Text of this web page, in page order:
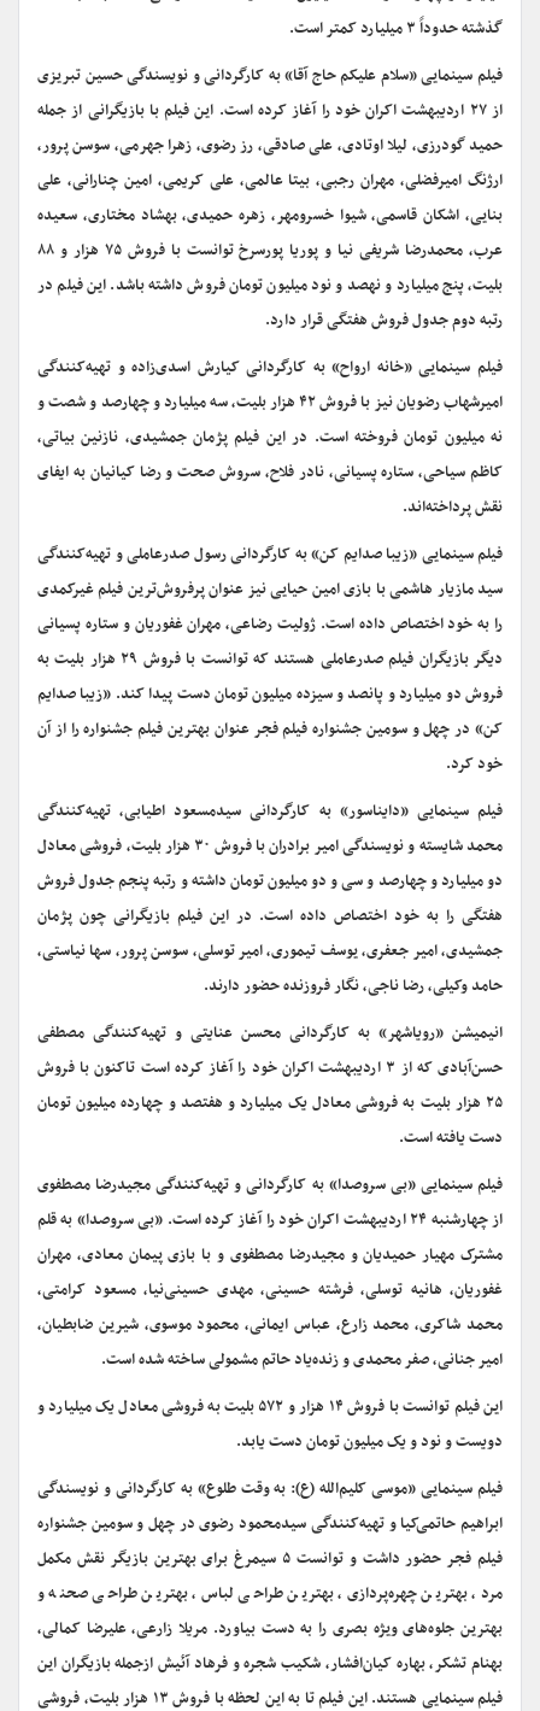
گذشته حدوداً ۳ میلیارد کمتر است.
فیلم سینمایی «سلام علیکم حاج آقا» به کارگردانی و نویسندگی حسین تبریزی
از ۲۷ اردیبهشت اکران خود را آغاز کرده است. این فیلم با بازیگرانی از جمله
حمید گودرزی، لیلا اوتادی، علی صادقی، رز رضوی، زهرا جهرمی، سوسن پرور،
ارژنگ امیرفضلی، مهران رجبی، بیتا عالمی، علی کریمی، امین چنارانی، علی
بنایی، اشکان قاسمی، شیوا خسرومهر، زهره حمیدی، بهشاد مختاری، سعیده
عرب، محمدرضا شریفی نیا و پوریا پورسرخ توانست با فروش ۷۵ هزار و ۸۸
بلیت، پنج میلیارد و نهصد و نود میلیون تومان فروش داشته باشد. این فیلم در
رتبه دوم جدول فروش هفتگی قرار دارد.
فیلم سینمایی «خانه ارواح» به کارگردانی کیارش اسدی‌زاده و تهیه‌کنندگی
امیرشهاب رضویان نیز با فروش ۴۲ هزار بلیت، سه میلیارد و چهارصد و شصت و
نه میلیون تومان فروخته است. در این فیلم پژمان جمشیدی، نازنین بیاتی،
کاظم سیاحی، ستاره پسیانی، نادر فلاح، سروش صحت و رضا کیانیان به ایفای
نقش پرداخته‌اند.
فیلم سینمایی «زیبا صدایم کن» به کارگردانی رسول صدرعاملی و تهیه‌کنندگی
سید مازیار هاشمی با بازی امین حیایی نیز عنوان پرفروش‌ترین فیلم غیرکمدی
را به خود اختصاص داده است. ژولیت رضاعی، مهران غفوریان و ستاره پسیانی
دیگر بازیگران فیلم صدرعاملی هستند که توانست با فروش ۲۹ هزار بلیت به
فروش دو میلیارد و پانصد و سیزده میلیون تومان دست پیدا کند. «زیبا صدایم
کن» در چهل و سومین جشنواره فیلم فجر عنوان بهترین فیلم جشنواره را از آن
خود کرد.
فیلم سینمایی «دایناسور» به کارگردانی سیدمسعود اطیابی، تهیه‌کنندگی
محمد شایسته و نویسندگی امیر برادران با فروش ۳۰ هزار بلیت، فروشی معادل
دو میلیارد و چهارصد و سی و دو میلیون تومان داشته و رتبه پنجم جدول فروش
هفتگی را به خود اختصاص داده است. در این فیلم بازیگرانی چون پژمان
جمشیدی، امیر جعفری، یوسف تیموری، امیر توسلی، سوسن پرور، سها نیاستی،
حامد وکیلی، رضا ناجی، نگار فروزنده حضور دارند.
انیمیشن «رویاشهر» به کارگردانی محسن عنایتی و تهیه‌کنندگی مصطفی
حسن‌آبادی که از ۳ اردیبهشت اکران خود را آغاز کرده است تاکنون با فروش
۲۵ هزار بلیت به فروشی معادل یک میلیارد و هفتصد و چهارده میلیون تومان
دست یافته است.
فیلم سینمایی «بی سروصدا» به کارگردانی و تهیه‌کنندگی مجیدرضا مصطفوی
از چهارشنبه ۲۴ اردیبهشت اکران خود را آغاز کرده است. «بی سروصدا» به قلم
مشترک مهیار حمیدیان و مجیدرضا مصطفوی و با بازی پیمان معادی، مهران
غفوریان، هانیه توسلی، فرشته حسینی، مهدی حسینی‌نیا، مسعود کرامتی،
محمد شاکری، محمد زارع، عباس ایمانی، محمود موسوی، شیرین ضابطیان،
امیر جنانی، صفر محمدی و زنده‌یاد حاتم مشمولی ساخته شده است.
این فیلم توانست با فروش ۱۴ هزار و ۵۷۲ بلیت به فروشی معادل یک میلیارد و
دویست و نود و یک میلیون تومان دست یابد.
فیلم سینمایی «موسی کلیم‌الله (ع): به وقت طلوع» به کارگردانی و نویسندگی
ابراهیم حاتمی‌کیا و تهیه‌کنندگی سیدمحمود رضوی در چهل و سومین جشنواره
فیلم فجر حضور داشت و توانست ۵ سیمرغ برای بهترین بازیگر نقش مکمل
مرد، بهترین چهره‌پردازی، بهترین طراحی لباس، بهترین طراحی صحنه و
بهترین جلوه‌های ویژه بصری را به دست بیاورد. مریلا زارعی، علیرضا کمالی،
بهنام تشکر، بهاره کیان‌افشار، شکیب شجره و فرهاد آئیش ازجمله بازیگران این
فیلم سینمایی هستند. این فیلم تا به این لحظه با فروش ۱۳ هزار بلیت، فروشی